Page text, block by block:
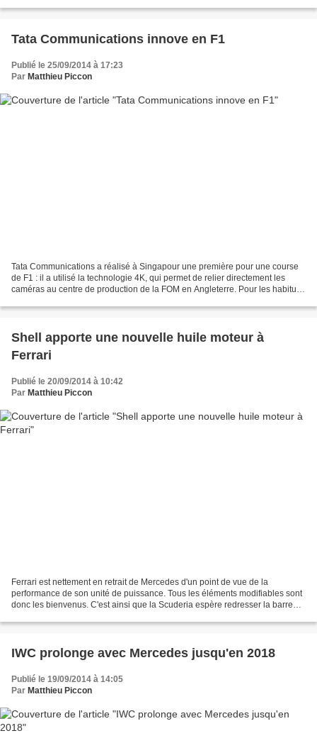
Tata Communications innove en F1
Publié le 25/09/2014 à 17:23
Par Matthieu Piccon
Tata Communications a réalisé à Singapour une première pour une course
de F1 : il a utilisé la technologie 4K, qui permet de relier directement les
caméras au centre de production de la FOM en Angleterre. Pour les habitués
Shell apporte une nouvelle huile moteur à
Ferrari
Publié le 20/09/2014 à 10:42
Par Matthieu Piccon
Ferrari est nettement en retrait de Mercedes d'un point de vue de la
performance de son unité de puissance. Tous les éléments modifiables sont
donc les bienvenus. C'est ainsi que la Scuderia espère redresser la barre
IWC prolonge avec Mercedes jusqu'en 2018
Publié le 19/09/2014 à 14:05
Par Matthieu Piccon